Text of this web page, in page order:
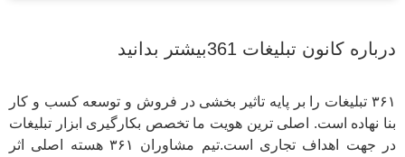
درباره کانون تبلیغات 361بیشتر بدانید
۳۶۱ تبلیغات را بر پایه تاثیر بخشی در فروش و توسعه کسب و کار
بنا نهاده است. اصلی ترین هویت ما تخصص بکارگیری ابزار تبلیغات
در جهت اهداف تجاری است.تیم مشاوران ۳۶۱ هسته اصلی اثر